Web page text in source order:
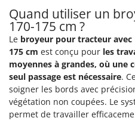
Quand utiliser un
170-175 cm ?
Le broyeur pour tracteur avec
175 cm est conçu pour les
moyennes à grandes, où une
seul passage est nécessaire.
soigner les bords avec
végétation non coupées. Le
permet de travailler